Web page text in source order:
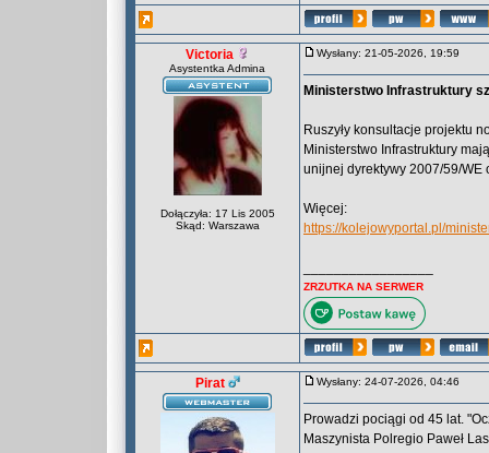
Victoria
Asystentka Admina
Dołączyła: 17 Lis 2005
Skąd: Warszawa
Wysłany: 21-05-2026, 19:59
Ministerstwo Infrastruktury
Ruszyły konsultacje projektu
Ministerstwo Infrastruktury
unijnej dyrektywy 2007/59/
Więcej:
https://kolejowyportal.pl/
ZRZUTKA NA SERWER
Pirat Wysłany: 24-07-2026, 04:46
Prowadzi pociągi od 45 lat.
Maszynista Polregio Paweł